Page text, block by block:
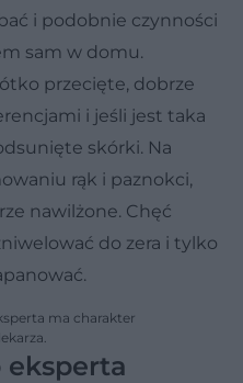
i podobnie czynności
sam w domu.
przecięte, dobrze
i jeśli jest taka
skórki. Na
rąk i paznokci,
nawilżone. Chęć
do zera i tylko
ma charakter
eksperta